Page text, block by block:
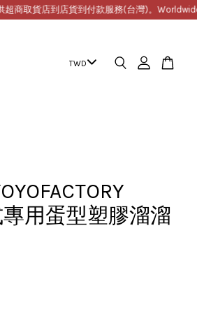
取貨店到店貨到付款服務(台灣)。Worldwide
用蛋型塑膠溜溜